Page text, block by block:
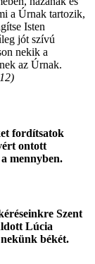
a Úrnak tartozik,
Isten
jót szívú
nekik a
az Úrnak.
fordítsatok
ontott
mennyben.
Szent
Lúcia
békét.